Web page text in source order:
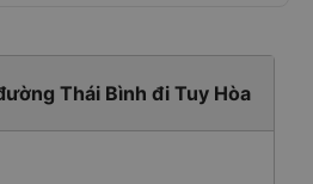
Thái Bình đi Tuy Hòa